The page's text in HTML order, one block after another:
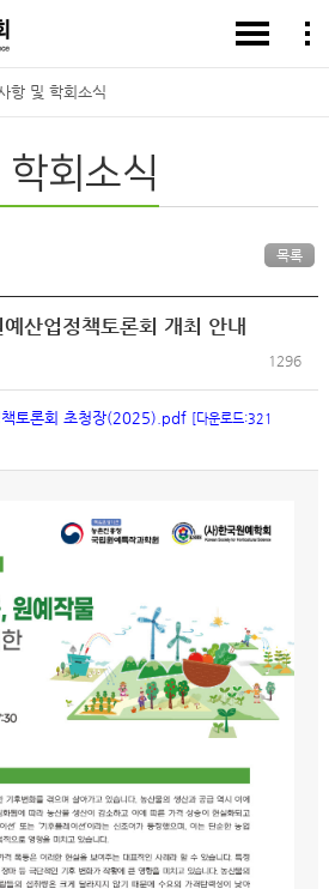
항 및 학회소식
회소식
목록
산업정책토론회 개최 안내
1296
책토론회 초청장(2025).pdf [다운로드:321